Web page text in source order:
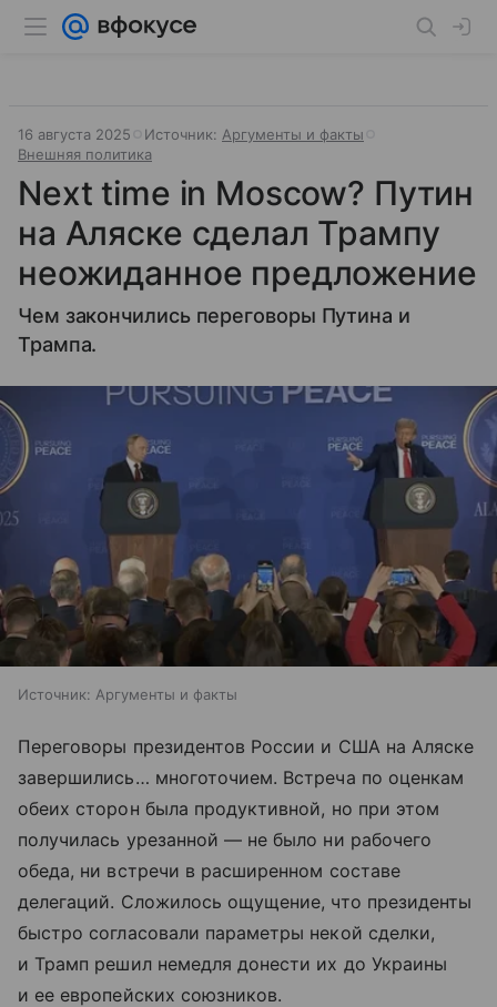
16 августа 2025 Источник: Аргументы и факты
Внешняя политика
Next time in Moscow? Путин
на Аляске сделал Трампу
неожиданное предложение
Чем закончились переговоры Путина и
Трампа.
Источник: Аргументы и факты
Переговоры президентов России и США на Аляске
завершились… многоточием. Встреча по оценкам
обеих сторон была продуктивной, но при этом
получилась урезанной — не было ни рабочего
обеда, ни встречи в расширенном составе
делегаций. Сложилось ощущение, что президенты
быстро согласовали параметры некой сделки,
и Трамп решил немедля донести их до Украины
и ее европейских союзников.